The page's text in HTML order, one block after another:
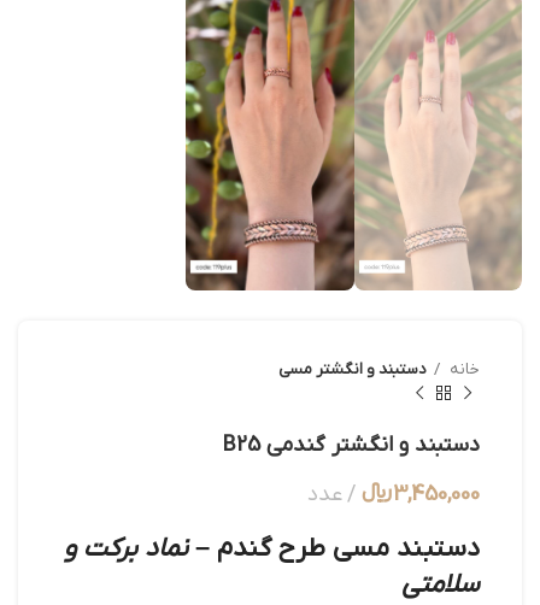
خانه دستبند و انگشتر مسی
دستبند و انگشتر گندمی B25
3,450,000﷼ عدد
دستبند مسی طرح گندم –نماد برکت و
سلامتی